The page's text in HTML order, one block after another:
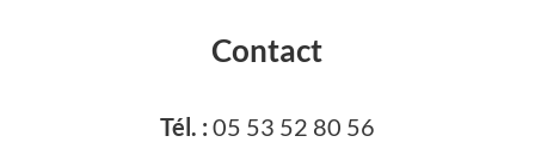
Contact
Tél. : 05 53 52 80 56